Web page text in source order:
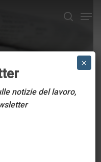
search
notizie del lavoro,
×